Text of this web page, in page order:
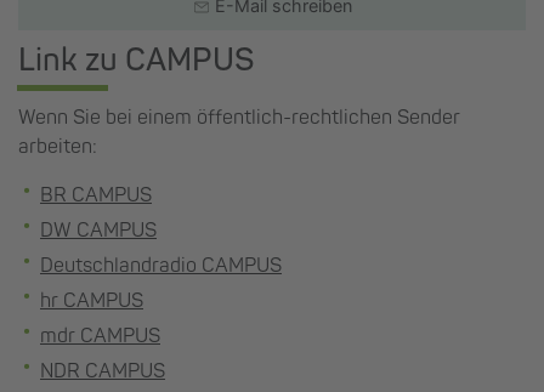
E-Mail schreiben
Link zu CAMPUS
Wenn Sie bei einem öffentlich-rechtlichen Sender
arbeiten:
BR CAMPUS
DW CAMPUS
Deutschlandradio CAMPUS
hr CAMPUS
mdr CAMPUS
NDR CAMPUS